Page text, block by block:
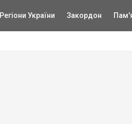
Регіони України Закордон